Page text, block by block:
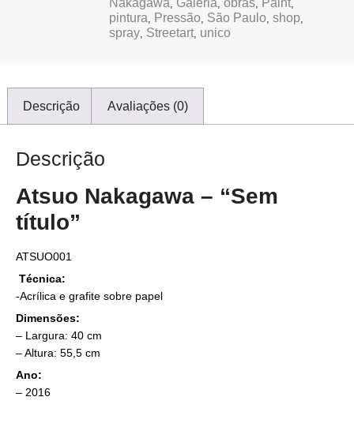
Nakagawa, Galeria, obras, Paint,
pintura, Pressão, São Paulo, shop,
spray, Streetart, unico
Descrição Avaliações (0)
Descrição
Atsuo Nakagawa – “Sem
título”
ATSUO001
Técnica:
-Acrílica e grafite sobre papel
Dimensões:
– Largura: 40 cm
– Altura: 55,5 cm
Ano:
– 2016